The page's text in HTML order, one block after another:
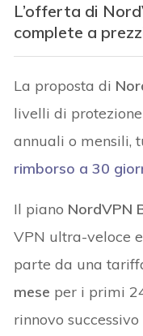
L’offerta di
complete a
La proposta di
livelli di
annuali o mensili,
rimborso a 30
Il piano NordVPN
VPN ultra-veloce
parte da una
mese per i primi
rinnovo